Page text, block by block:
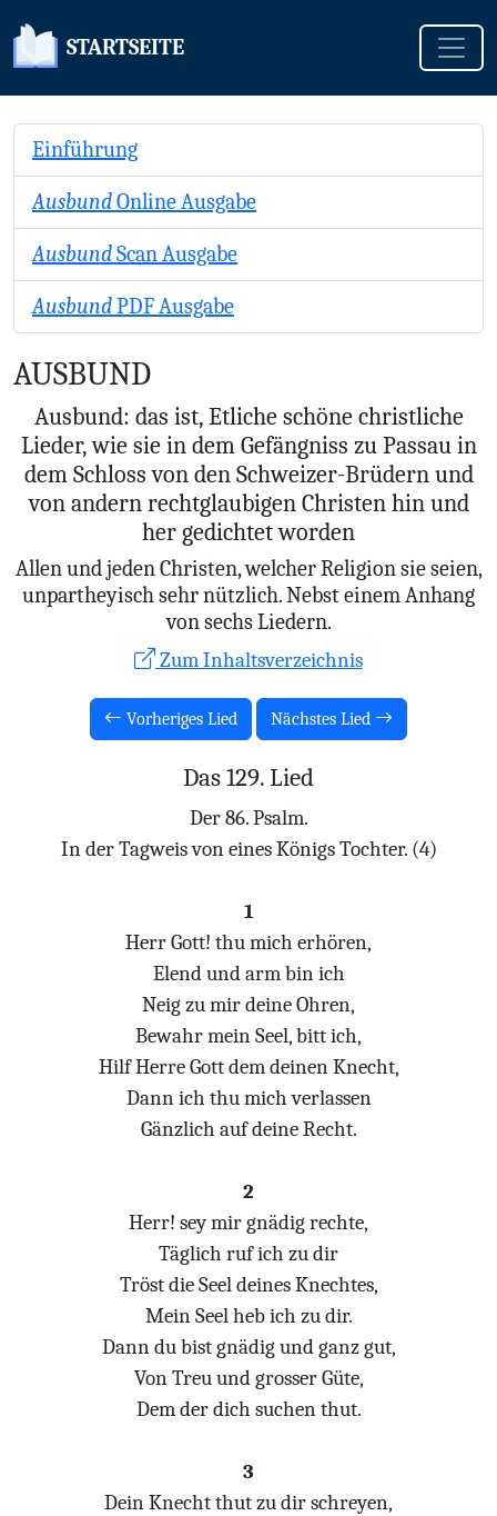
STARTSEITE
Einführung
AusbundOnline Ausgabe
AusbundScan Ausgabe
AusbundPDF Ausgabe
AUSBUND
Ausbund: das ist, Etliche schöne christliche
Lieder, wie sie in dem Gefängniss zu Passau in
dem Schloss von den Schweizer-Brüdern und
von andern rechtglaubigen Christen hin und
her gedichtet worden
Allen und jeden Christen, welcher Religion sie seien,
unpartheyisch sehr nützlich. Nebst einem Anhang
von sechs Liedern.
Zum Inhaltsverzeichnis
Vorheriges Lied Nächstes Lied
Das 129. Lied
Der 86. Psalm.
In der Tagweis von eines Königs Tochter. (4)
1
Herr Gott! thu mich erhören,
Elend und arm bin ich
Neig zu mir deine Ohren,
Bewahr mein Seel, bitt ich,
Hilf Herre Gott dem deinen Knecht,
Dann ich thu mich verlassen
Gänzlich auf deine Recht.
2
Herr! sey mir gnädig rechte,
Täglich ruf ich zu dir
Tröst die Seel deines Knechtes,
Mein Seel heb ich zu dir.
Dann du bist gnädig und ganz gut,
Von Treu und grosser Güte,
Dem der dich suchen thut.
3
Dein Knecht thut zu dir schreyen,